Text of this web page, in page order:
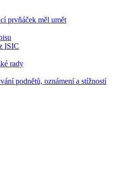
prvňáček měl umět
ISIC
rady
podnětů, oznámení a stížností